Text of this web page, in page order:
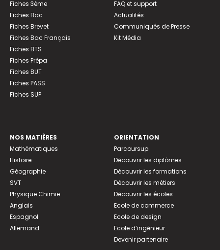
Fiches 3ème
Fiches Bac
Fiches Brevet
Fiches Bac Français
Fiches BTS
Fiches Prépa
Fiches BUT
Fiches PASS
Fiches SUP
FAQ et support
Actualités
Communiqués de Presse
Kit Média
NOS MATIÈRES
Mathématiques
Histoire
Géographie
SVT
Physique Chimie
Anglais
Espagnol
Allemand
ORIENTATION
Parcoursup
Découvrir les diplômes
Découvrir les formations
Découvrir les métiers
Découvrir les écoles
Ecole de commerce
Ecole de design
Ecole d’ingénieur
Devenir partenaire